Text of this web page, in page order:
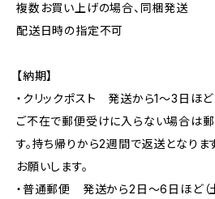
複数お買い上げの場合、同梱発送
配送日時の指定不可
【納期】
・クリックポスト 発送から1〜3日ほど
ご不在で郵便受けに入らない場合は
す。持ち帰りから2週間で返送となり
お願いします。
・普通郵便 発送から2日〜6日ほど（